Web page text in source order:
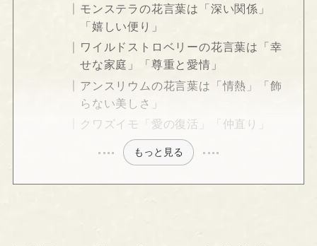
モンステラの花言葉は「深い関係」
「嬉しい便り」
ワイルドストロベリーの花言葉は「幸
せな家庭」「尊重と愛情」
アンスリウムの花言葉は「情熱」「飾
らない美しさ」
クワズイモ「愛の復活」「仲直り」
もっと見る